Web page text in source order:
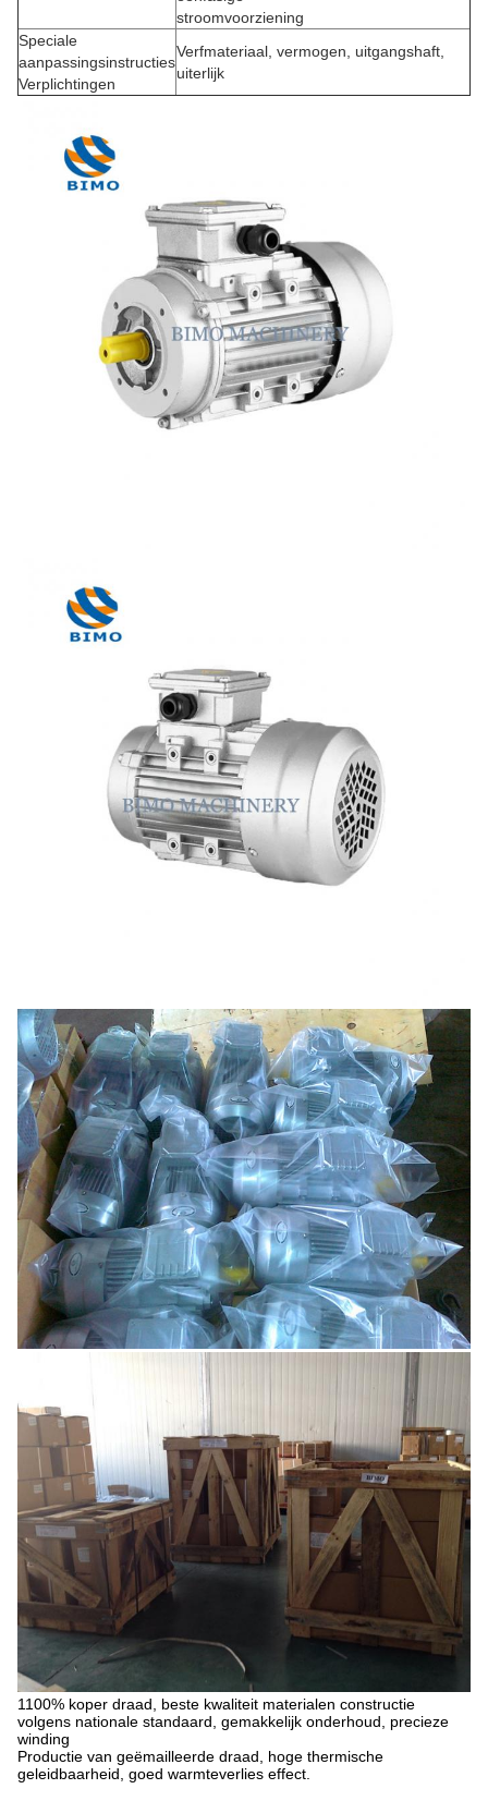
stroomvoorziening
Speciale
aanpassingsinstructies
Verplichtingen
Verfmateriaal, vermogen, uitgangshaft,
uiterlijk
1100% koper draad, beste kwaliteit materialen constructie
volgens nationale standaard, gemakkelijk onderhoud, precieze
winding
Productie van geëmailleerde draad, hoge thermische
geleidbaarheid, goed warmteverlies effect.